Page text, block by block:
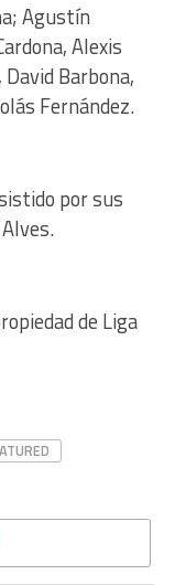
Agustín
Alexis
Barbona,
Fernández.
por sus
de Liga